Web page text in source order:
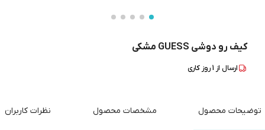
کیف رو دوشی GUESS مشکی
ارسال از 1روز کاری
توضیحات محصول مشخصات محصول نظرات کاربران